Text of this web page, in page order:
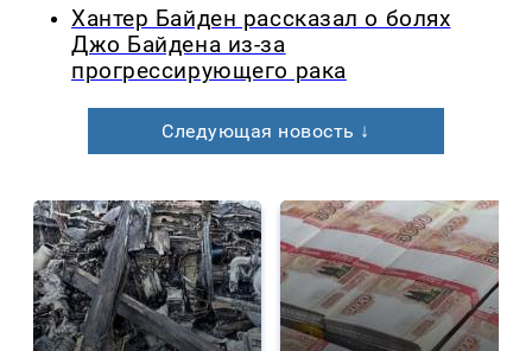
Хантер Байден рассказал о болях
Джо Байдена из-за
прогрессирующего рака
Следующая новость ↓